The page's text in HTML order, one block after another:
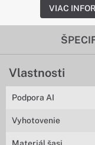
VIAC
Vlastnosti
Podpora AI
Vyhotovenie